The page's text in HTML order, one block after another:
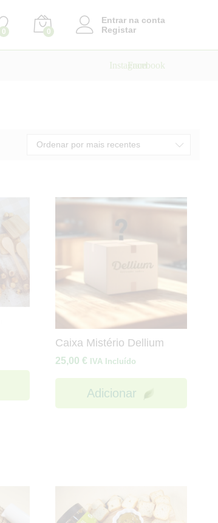
0 0
Entrar na conta
Registar
InstagramFacebook
Ordenar por mais recentes
Caixa Mistério Dellium
25,00€ IVA Incluído
Adicionar